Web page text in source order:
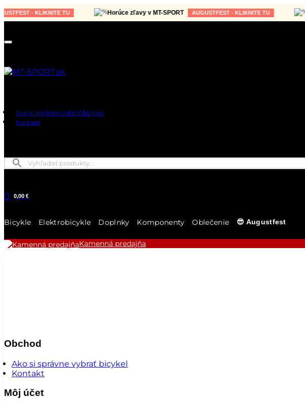
- KLIKNITE TU Horúce zľavy v MT-SPORT AUGUSTFEST - KLIKNITE TU
Ako si správne vybrať bicykel
Kontakt
0 0,00 €
Bicykle Elektrobicykle Doplnky Komponenty Oblečenie 😎 Augustfest
Kamenná predajňa
Obchod
Ako si správne vybrať bicykel
Kontakt
Môj účet